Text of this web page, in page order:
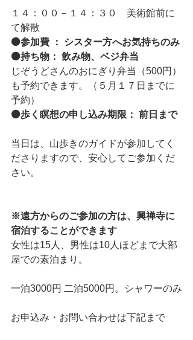
１４：００－１４：３０　美術館前に
て解散
⚫参加費 ： シスター方へお気持ちのみ
⚫持ち物： 飲み物、ベジ弁当
じぞうどさんのおにぎり弁当（500円）
も予約できます。（５月１７日までに
予約）
⚫歩く瞑想の申し込み期限： 前日まで
当日は、山歩きのガイドが参加してく
ださりますので、安心してご参加くだ
さい。
※遠方からのご参加の方は、興禅寺に
宿泊することができます
女性は15人、男性は10人ほどまで大部
屋での素泊まり。
一泊3000円 二泊5000円。シャワーのみ
お申込み・お問い合わせは下記まで